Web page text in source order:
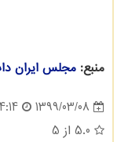
منبع: مجلس ایران
1399/03/08
5.0 از 5